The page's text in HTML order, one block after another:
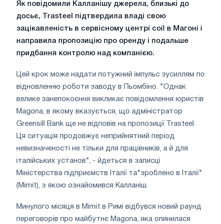
Як повідомили Калланішу джерела, близькі до
досьє, Trasteel підтвердила владі свою
зацікавленість в сервісному центрі coil в Магоні і
направила пропозицію про оренду і подальше
придбання контролю над компанією.
Цей крок може надати потужний імпульс зусиллям по
відновленню роботи заводу в Пьомбіно. "Однак
велике занепокоєння викликає повідомлення юристів
Magona, в якому вказується, що адміністратор
Greensill Bank ще не відповів на пропозиції Trasteel.
Ця ситуація продовжує неприйнятний період
невизначеності не тільки для працівників, а й для
італійських установ", - йдеться в записці
Міністерства підприємств Італії та"зроблено в Італії"
(Mimit), з якою ознайомився Калланіш.
Минулого місяця в Mimit в Римі відбувся новий раунд
переговорів про майбутнє Magona, яка опинилася